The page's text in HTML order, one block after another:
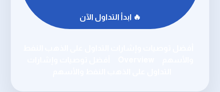
🔥 ابدأ التداول الآن